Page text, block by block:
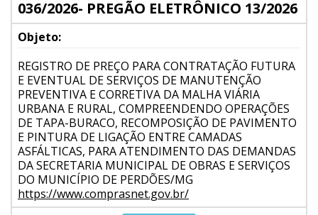
036/2026- PREGÃO ELETRÔNICO 13/2026
Objeto:
REGISTRO DE PREÇO PARA CONTRATAÇÃO FUTURA
E EVENTUAL DE SERVIÇOS DE MANUTENÇÃO
PREVENTIVA E CORRETIVA DA MALHA VIÁRIA
URBANA E RURAL, COMPREENDENDO OPERAÇÕES
DE TAPA-BURACO, RECOMPOSIÇÃO DE PAVIMENTO
E PINTURA DE LIGAÇÃO ENTRE CAMADAS
ASFÁLTICAS, PARA ATENDIMENTO DAS DEMANDAS
DA SECRETARIA MUNICIPAL DE OBRAS E SERVIÇOS
DO MUNICÍPIO DE PERDÕES/MG
https://www.comprasnet.gov.br/